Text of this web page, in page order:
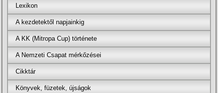
Lexikon
A kezdetektől napjainkig
A KK (Mitropa Cup) története
A Nemzeti Csapat mérkőzései
Cikktár
Könyvek, füzetek, újságok